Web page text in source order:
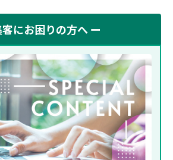
にお困りの方へ ー